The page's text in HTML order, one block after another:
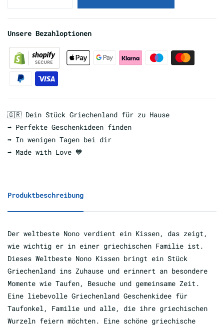
Unsere Bezahloptionen
🇬🇷 Dein Stück Griechenland für zu Hause
➡️ Perfekte Geschenkideen finden
➡️ In wenigen Tagen bei dir
➡️ Made with Love 💙
Produktbeschreibung
Der weltbeste Nono verdient ein Kissen, das zeigt,
wie wichtig er in einer griechischen Familie ist.
Dieses Weltbeste Nono Kissen bringt ein Stück
Griechenland ins Zuhause und erinnert an besondere
Momente wie Taufen, Besuche und gemeinsame Zeit.
Eine liebevolle Griechenland Geschenkidee für
Taufonkel, Familie und alle, die ihre griechischen
Wurzeln feiern möchten. Eine schöne griechische